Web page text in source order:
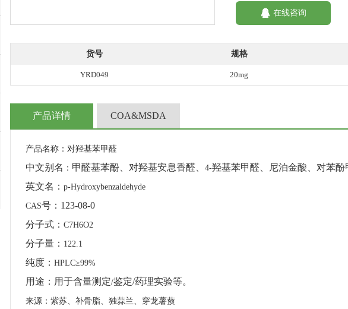
在线咨询
货号 规格
YRD049 20mg
产品详情 COA&MSDA
产品名称：对羟基苯甲醛
中文别名 ： 甲醛基苯酚、对羟基安息香醛、 4-羟基苯甲醛、尼泊金酸、对苯酚
英文名： p-Hydroxybenzaldehyde
CAS号： 123-08-0
分子式： C7H6O2
分子量： 122.1
纯度： HPLC≥99%
用途：用于含量测定/鉴定/药理实验等。
来源：紫苏、补骨脂、独蒜兰、穿龙薯蓣